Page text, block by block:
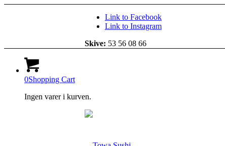
Link to Facebook
Link to Instagram
Skive: 53 56 08 66
0Shopping Cart
Ingen varer i kurven.